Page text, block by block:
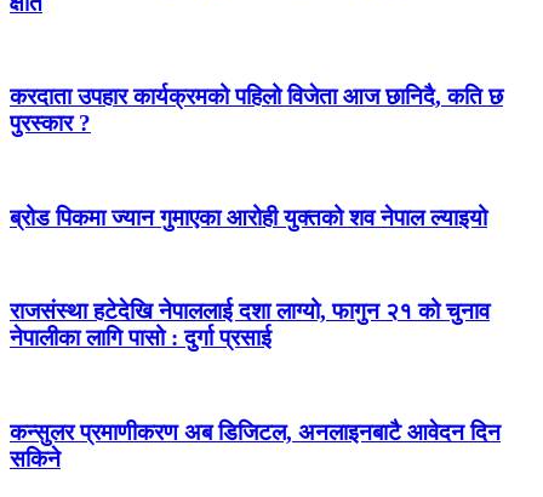
करदाता उपहार कार्यक्रमको पहिलो विजेता आज छानिदै, कति छ
पुरस्कार ?
ब्रोड पिकमा ज्यान गुमाएका आरोही युक्तको शव नेपाल ल्याइयो
राजसंस्था हटेदेखि नेपाललाई दशा लाग्यो, फागुन २१ को चुनाव
नेपालीका लागि पासो : दुर्गा प्रसाई
कन्सुलर प्रमाणीकरण अब डिजिटल, अनलाइनबाटै आवेदन दिन
सकिने